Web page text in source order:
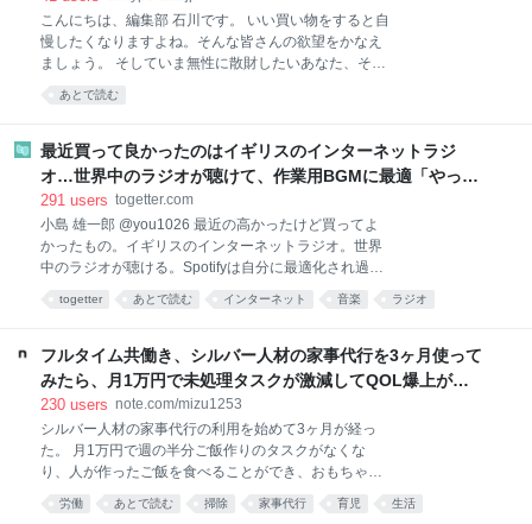
麻婆豆腐が味わえるのがこちらの商品です。 熱湯で約
4〜5分あたためて（電子レンジであたためる場合は
500Wで約2分）、ご飯にかけるだけ。初めて食べたと
きは、正
こんにちは、編集部 石川です。 いい買い物をすると自
慢したくなりますよね。そんな皆さんの欲望をかなえ
ましょう。 そしていま無性に散財したいあなた、そん
主義の手先となった我々人類にもたらされる癒しのひ
もの」です。 ただいまAmazonが7/13(月)いっぱいま
で、プライムデーの大型セール中（現在は先行セー
ル）なので、琴線に触れた方はどしどしお買い求めく
ださい。 ※このページのリンクからご購入いただくと
一部収益がサイトに還元され運営費になります。あり
がとうございます！
あとで読む
最近買って良かったのはイギリスのインターネットラジ
オ…世界中のラジオが聴けて、作業用BGMに最適「やっぱ
り物理的な機械」「この質感で鎮座してくれるのがいい」
291 users togetter.com
小島 雄一郎 @you1026 最近の高かったけど買ってよ
かったもの。イギリスのインターネットラジオ。世界
中のラジオが聴ける。Spotifyは自分に最適化され過ぎ
と、その国の雰囲気とかと一緒に音楽が流れてくる。
こっちがいい。 pic.x.com/Qf4rbfrpij 2026-06-28
10:48:11
togetter あとで読む インターネット 音楽 ラジオ
フルタイム共働き、シルバー人材の家事代行を3ヶ月使って
みたら、月1万円で未処理タスクが激減してQOL爆上がり
した話。｜みず
230 users note.com/mizu1253
シルバー人材の家事代行の利用を始めて3ヶ月が経っ
た。 月1万円で週の半分ご飯作りのタスクがなくな
り、人が作ったご飯を食べることができ、おもちゃが
なくなり、トイレ掃除は頻度が半分くらいになった。
労働 あとで読む 掃除 家事代行 育児 生活